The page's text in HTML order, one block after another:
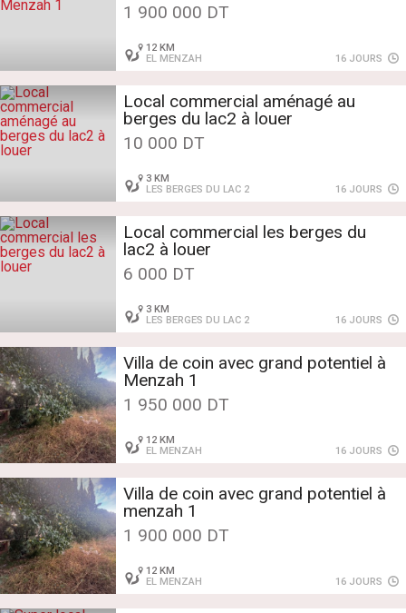
1 900 000 DT
12 KM
EL MENZAH
16 JOURS
Local commercial aménagé au
berges du lac2 à louer
10 000 DT
3 KM
LES BERGES DU LAC 2
16 JOURS
Local commercial les berges du
lac2 à louer
6 000 DT
3 KM
LES BERGES DU LAC 2
16 JOURS
Villa de coin avec grand potentiel à
Menzah 1
1 950 000 DT
12 KM
EL MENZAH
16 JOURS
Villa de coin avec grand potentiel à
menzah 1
1 900 000 DT
12 KM
EL MENZAH
16 JOURS